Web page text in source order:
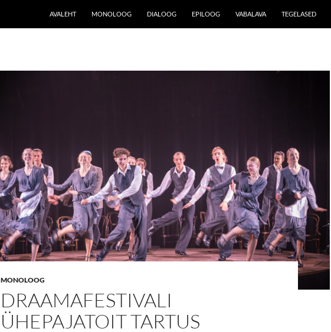
AVALEHT MONOLOOG DIALOOG EPILOOG VABALAVA TEGELASED
MONOLOOG
DRAAMAFESTIVALI
ÜHEPAJATOIT TARTUS